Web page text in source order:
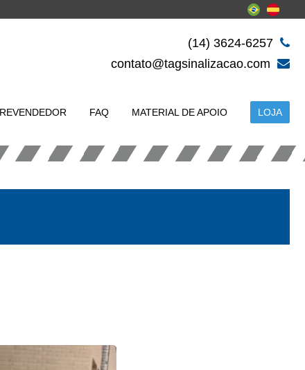
(14) 3624-6257
contato@tagsinalizacao.com
FAQ MATERIAL DE APOIO LOJA